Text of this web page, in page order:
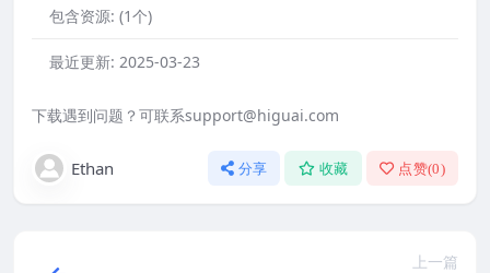
包含资源: (1个)
最近更新: 2025-03-23
下载遇到问题？可联系support@higuai.com
Ethan 分享 收藏 点赞(0)
上一篇